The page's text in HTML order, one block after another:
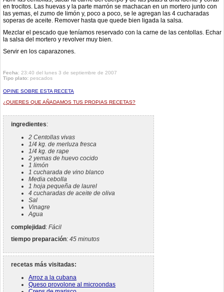
en trocitos. Las huevas y la parte marrón se machacan en un mortero junto con
las yemas, el zumo de limón y, poco a poco, se le agregan las 4 cucharadas
soperas de aceite. Remover hasta que quede bien ligada la salsa.
Mezclar el pescado que teníamos reservado con la carne de las centollas. Echar
la salsa del mortero y revolver muy bien.
Servir en los caparazones.
Fecha: 23:40 del lunes 3 de septiembre de 2007
Tipo plato: pescados
OPINE SOBRE ESTA RECETA
¿QUIERES QUE AÑADAMOS TUS PROPIAS RECETAS?
ingredientes:
2 Centollas vivas
1/4 kg. de merluza fresca
1/4 kg. de rape
2 yemas de huevo cocido
1 limón
1 cucharada de vino blanco
Media cebolla
1 hoja pequeña de laurel
4 cucharadas de aceite de oliva
Sal
Vinagre
Agua
complejidad : Fácil
tiempo preparación: 45 minutos
recetas más visitadas:
Arroz a la cubana
Queso provolone al microondas